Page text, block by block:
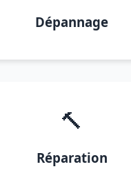
Dépannage
🔨
Réparation